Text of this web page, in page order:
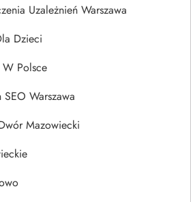
Uzależnień Warszawa
Dzieci
Polsce
Warszawa
Mazowiecki